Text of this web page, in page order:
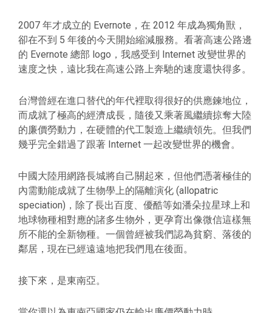
2007 年才成立的 Evernote，在 2012 年成為獨角獸，
卻在不到 5 年後的今天開始縮減服務。看著高速公路邊
的 Evernote 總部 logo，我感受到 Internet 改變世界的
速度之快，遠比我在高速公路上奔馳的速度還快得多。
台灣曾經在進口替代的年代裡取得很好的供應鍊地位，
而成就了極高的經濟成長，隨後又乘著風繼續掠奪大陸
的廉價勞動力，在硬體的代工製造上繼續領先。但我們
幾乎完全錯過了跟著 Internet 一起改變世界的機會。
中國大陸用網路長城將自己關起來，但他們憑著極佳的
內需動能成就了生物學上的隔離演化 (allopatric
speciation)，除了長出百度、優酷等如潘朵拉星球上和
地球物種相對應的諸多生物外，更孕育出像微信這樣無
所不能的全新物種。一個曾經被我們認為貧窮、落後的
鄰居，現在已經遠遠地把我們甩在後面。
接下來，是東南亞。